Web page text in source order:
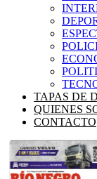
TAPAS DE
QUIENES
CONTACTO